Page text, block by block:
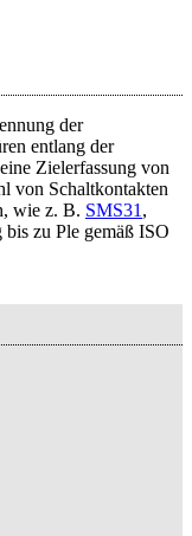
der
entlang der
Zielerfassung von
von Schaltkontakten
wie z. B. SMS31 ,
zu Ple gemäß ISO